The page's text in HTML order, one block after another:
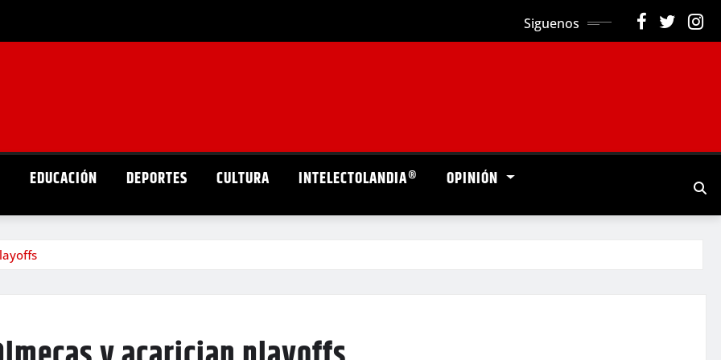
Siguenos
EDUCACIÓN DEPORTES CULTURA INTELECTOLANDIA® OPINIÓN